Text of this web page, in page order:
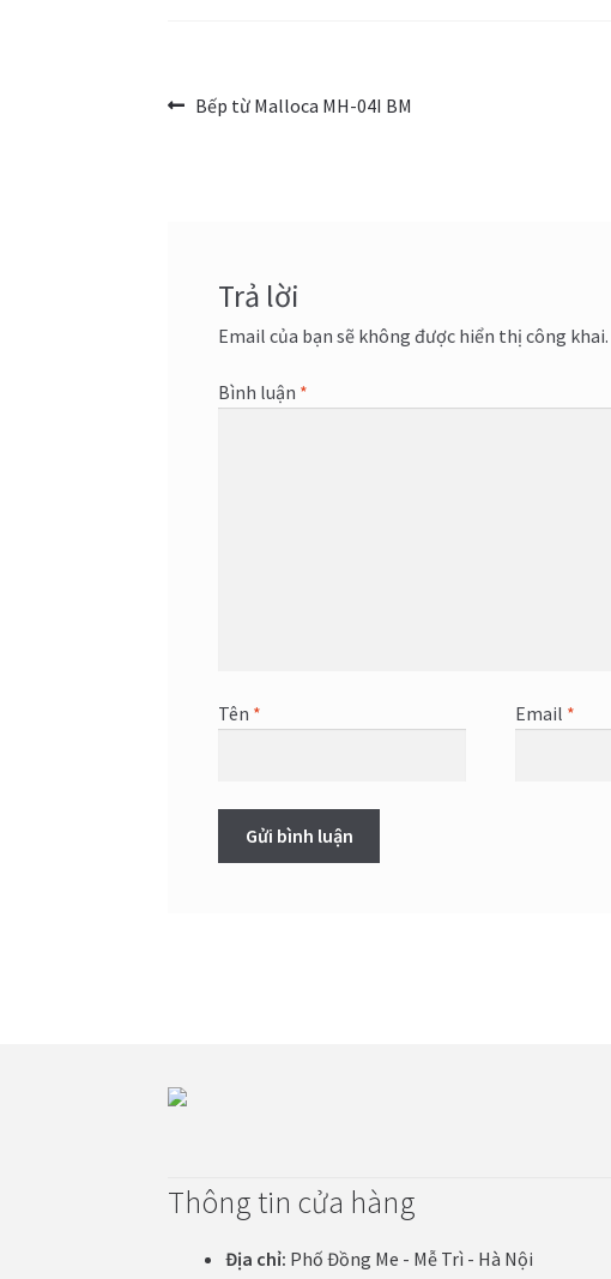
Điều
Bài
Bếp từ Malloca MH-04I BM
Trả lời
Email của bạn sẽ không được hiển thị công khai.
Bình luận *
Tên * Email *
Thông tin cửa hàng
Địa chỉ: Phố Đồng Me - Mễ Trì - Hà Nội